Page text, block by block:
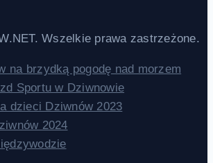
Wszelkie prawa zastrzeżone.
na brzydką pogodę nad morzem
Sportu w Dziwnowie
dzieci Dziwnów 2023
2024